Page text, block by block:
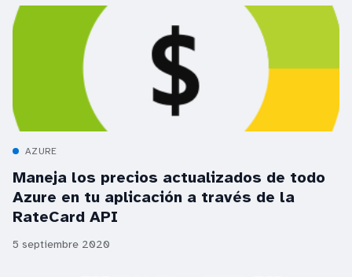
AZURE
Maneja los precios actualizados de todo
Azure en tu aplicación a través de la
RateCard API
5 septiembre 2020